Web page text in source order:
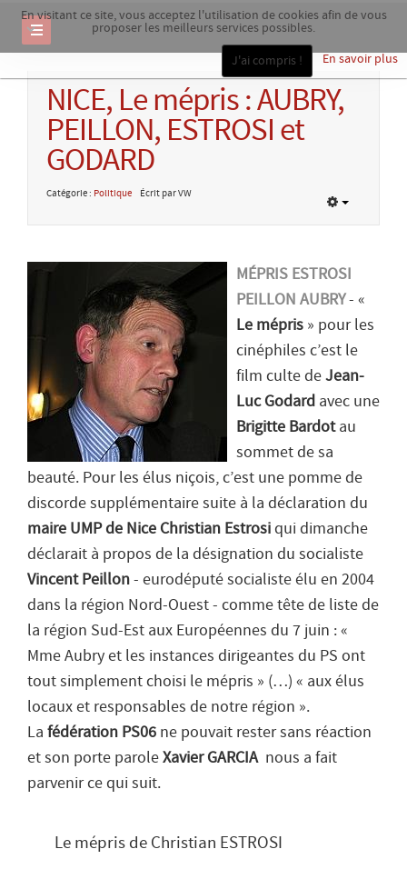
En visitant ce site, vous acceptez l'utilisation de cookies afin de vous
proposer les meilleurs services possibles.
En savoir plus
J'ai compris !
NICE, Le mépris : AUBRY,
PEILLON, ESTROSI et
GODARD
Catégorie : Politique Écrit par VW
MÉPRIS ESTROSI
PEILLON AUBRY- «
Le mépris » pour les
cinéphiles c’est le
film culte de Jean-
Luc Godard avec une
Brigitte Bardotau
sommet de sa
beauté. Pour les élus niçois, c’est une pomme de
discorde supplémentaire suite à la déclaration du
maire UMP de Nice Christian Estrosi qui dimanche
déclarait à propos de la désignation du socialiste
Vincent Peillon - eurodéputé socialiste élu en 2004
dans la région Nord-Ouest - comme tête de liste de
la région Sud-Est aux Européennes du 7 juin : «
Mme Aubry et les instances dirigeantes du PS ont
tout simplement choisi le mépris » (…) « aux élus
locaux et responsables de notre région ».
La fédération PS06 ne pouvait rester sans réaction
et son porte parole Xavier GARCIAnous a fait
parvenir ce qui suit.
Le mépris de Christian ESTROSI